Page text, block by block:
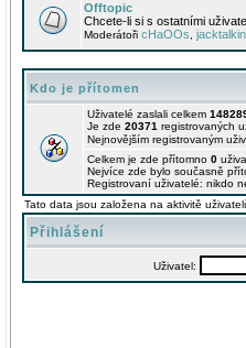
Offtopic
Chcete-li si s ostatními
Moderátoři cHaOOs
Kdo je přítomen
Uživatelé zaslali celkem
Je zde 20371 registrovaných
Nejnovějším registrovaným
Celkem je zde přítomno 0
Nejvíce zde bylo současně
Registrovaní uživatelé: nikdo
Tato data jsou založena na aktivitě
Přihlášení
Uživatel: